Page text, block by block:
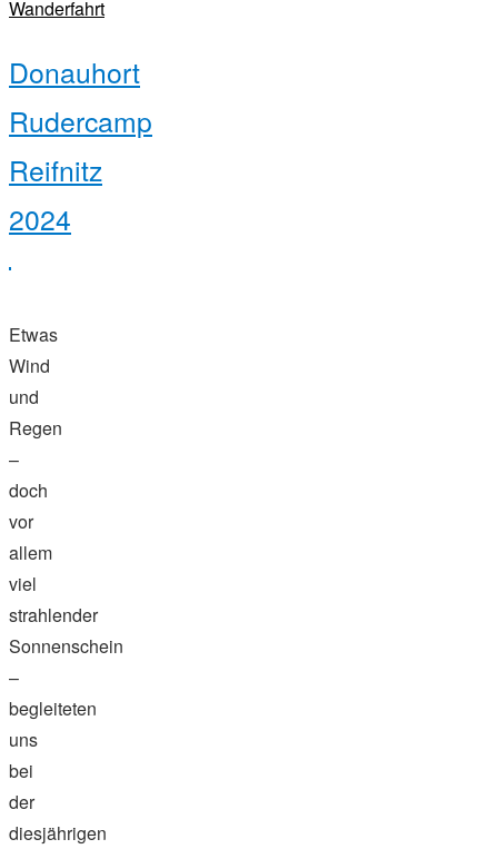
Wanderfahrt
Donauhort
Rudercamp
Reifnitz
2024
Etwas
Wind
und
Regen
–
doch
vor
allem
viel
strahlender
Sonnenschein
–
begleiteten
uns
bei
der
diesjährigen